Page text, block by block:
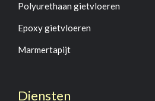
Polyurethaan gietvloeren
Epoxy gietvloeren
Marmertapijt
Diensten